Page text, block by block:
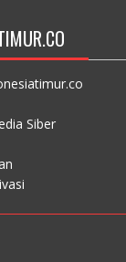
Siber